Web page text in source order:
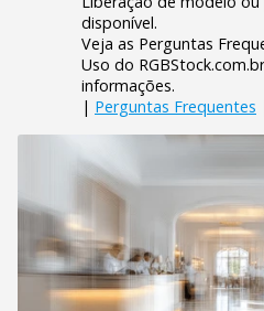
disponível.
Veja as Perguntas
Uso do
informações.
| Perguntas Frequentes